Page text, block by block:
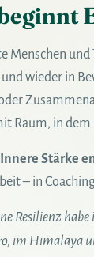
Menschen und
wieder in
Raum, in dem
Stärke
– in
Resilienz
im Himalaya